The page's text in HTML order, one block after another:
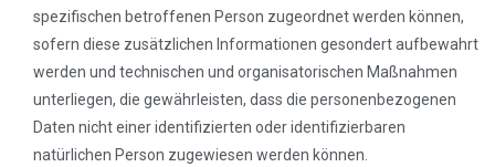
spezifischen betroffenen Person zugeordnet werden können,
sofern diese zusätzlichen Informationen gesondert aufbewahrt
werden und technischen und organisatorischen Maßnahmen
unterliegen, die gewährleisten, dass die personenbezogenen
Daten nicht einer identifizierten oder identifizierbaren
natürlichen Person zugewiesen werden können.